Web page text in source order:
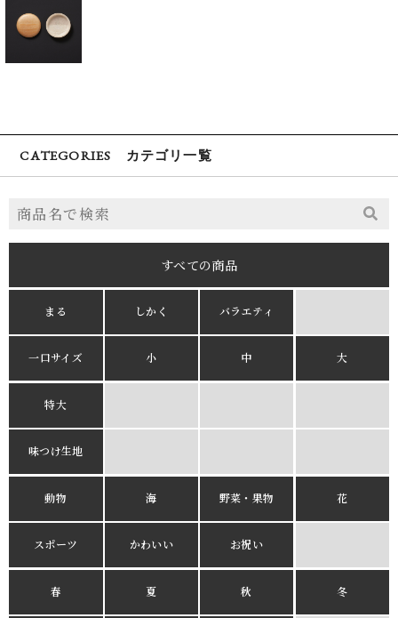
CATEGORIES カテゴリ一覧
すべての商品
まる しかく バラエティ
一口サイズ 小 中 大
特大
味つけ生地
動物 海 野菜・果物 花
スポーツ かわいい お祝い
春 夏 秋 冬